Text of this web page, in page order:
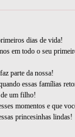
dias de vida!
em todo o seu
parte da nossa!
essas famílias
de um filho!
momentos e que
princesinhas lindas!